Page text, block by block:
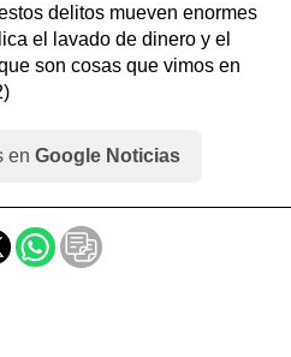
delitos mueven enormes
el lavado de dinero y el
son cosas que vimos en
en Google Noticias